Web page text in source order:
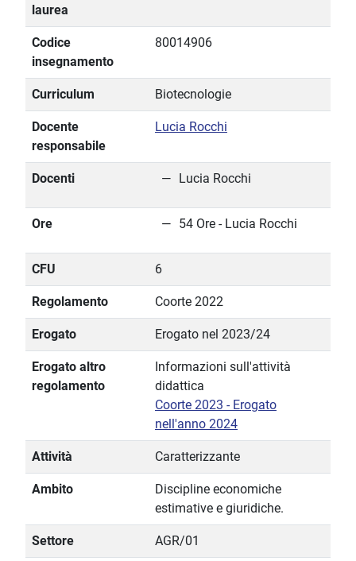
laurea
Codice
insegnamento
80014906
Curriculum Biotecnologie
Docente
responsabile
Lucia Rocchi
Docenti Lucia Rocchi
Ore 54 Ore - Lucia Rocchi
CFU 6
Regolamento Coorte 2022
Erogato Erogato nel 2023/24
Erogato altro
regolamento
Informazioni sull'attività
didattica
Coorte 2023 - Erogato
nell'anno 2024
Attività Caratterizzante
Ambito
Discipline economiche
estimative e giuridiche.
Settore AGR/01